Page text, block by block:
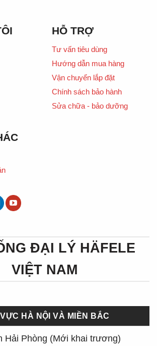
HỖ TRỢ
Tư vấn tiêu dùng
Hướng dẫn mua hàng
Vận chuyển lắp đặt
Chính sách bảo hành
Sửa chữa - bảo dưỡng
ĐẠI LÝ HÄFELE
VIỆT NAM
HÀ NỘI VÀ MIỀN BẮC
Hải Phòng (Mới khai trương)